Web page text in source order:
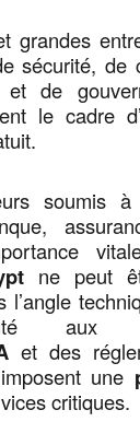
grandes
sécurité, de
et de
le cadre
soumis
ne peut
l’angle
aux
et des
une
critiques.